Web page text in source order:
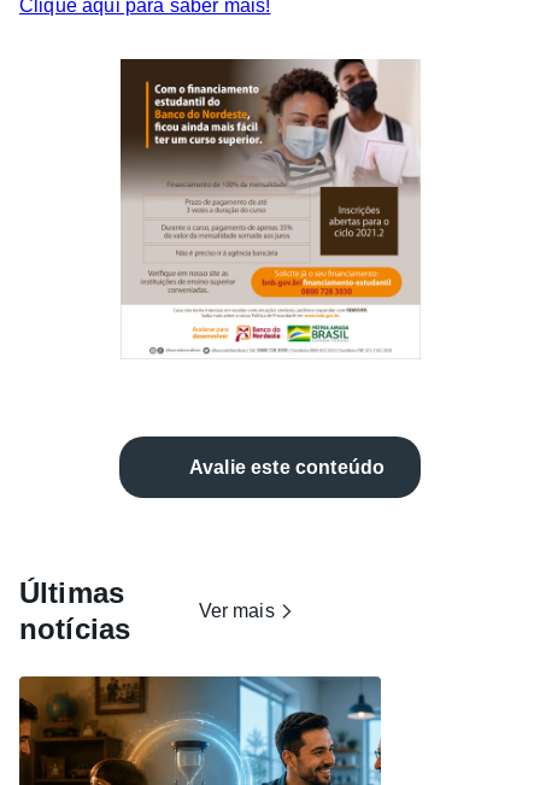
Clique aqui para saber mais!
Avalie este conteúdo
Últimas
notícias
Ver mais